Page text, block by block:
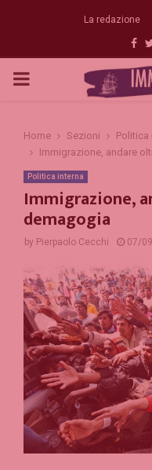
La redazione
PRIMARY
Home Sezioni
Politica
Immigrazione, andare
Politica interna
Immigrazione,
demagogia
by Pierpaolo Cecchi 07/